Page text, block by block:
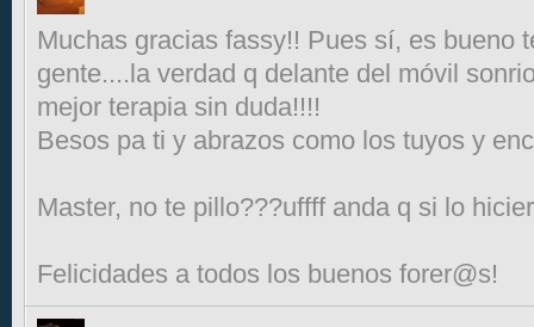
Muchas gracias fassy!! Pues sí, es bueno
gente....la verdad q delante del móvil
mejor terapia sin duda!!!!
Besos pa ti y abrazos como los tuyos y
Master, no te pillo???uffff anda q si lo
Felicidades a todos los buenos forer@s!